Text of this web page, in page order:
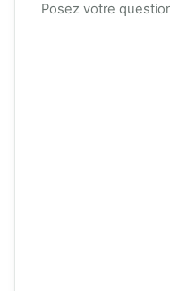
Posez votre